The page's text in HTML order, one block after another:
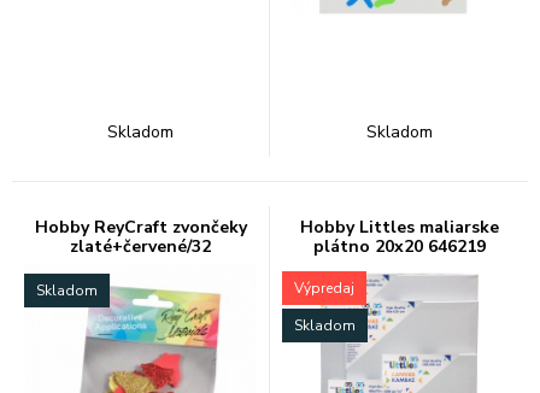
Skladom Skladom
Hobby ReyCraft zvončeky
zlaté+červené/32
Skladom
Hobby Littles maliarske
plátno 20x20 646219
Výpredaj
Skladom